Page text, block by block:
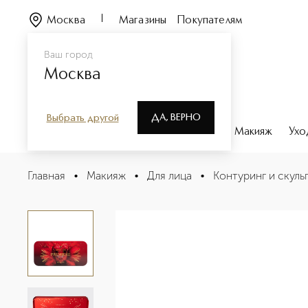
Ваш город
Москва
Выбрать другой ДА, ВЕРНО
Москва Магазины Покупателям
Парфюмерия Макияж
Premiere Grande Пудровая палетка для
Описание
Главная • Макияж • Для лица • Контуринг и